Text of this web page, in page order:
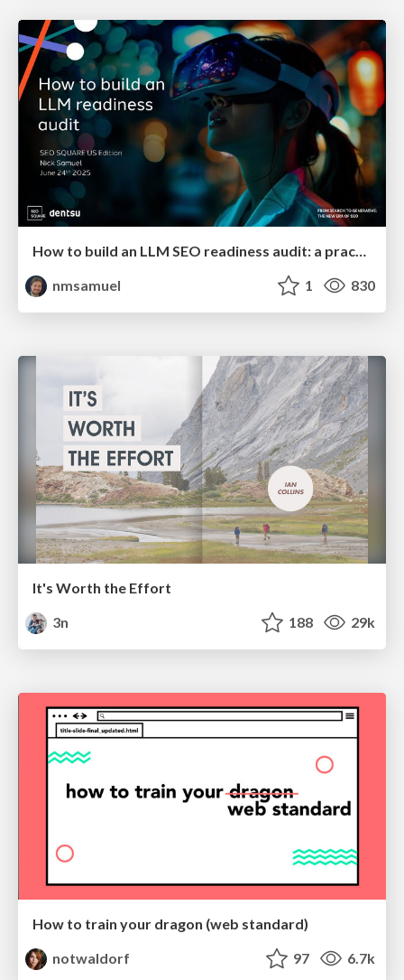
How to build an LLM SEO readiness audit: a practical framework
nmsamuel
1 830
It's Worth the Effort
3n
188 29k
How to train your dragon (web standard)
notwaldorf
97 6.7k